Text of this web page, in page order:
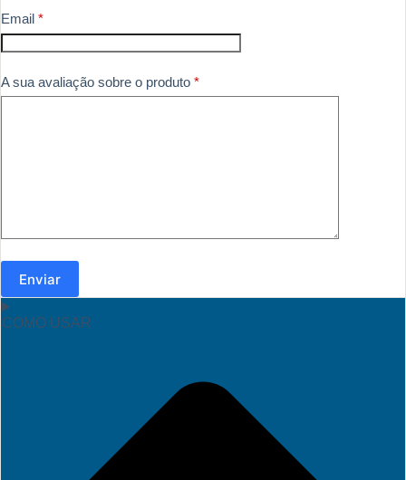
Email *
A sua avaliação sobre o produto *
Enviar
COMO USAR